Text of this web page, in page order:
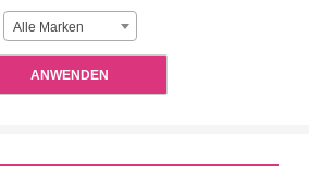
Alle Marken
ANWENDEN